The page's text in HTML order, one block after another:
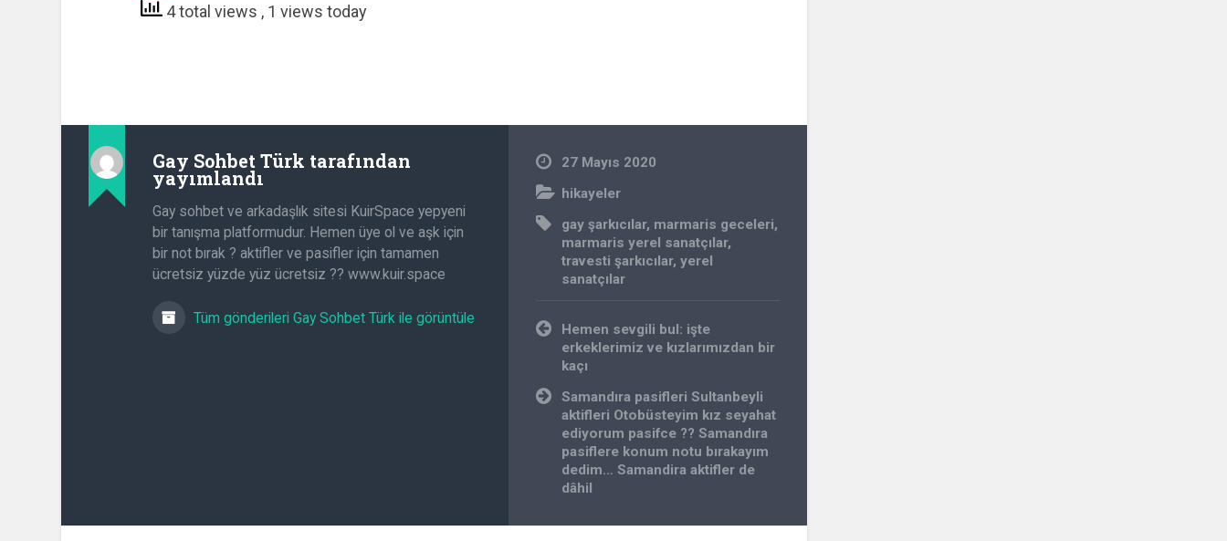
4 total views , 1 views today
Gay Sohbet Türk tarafından
yayımlandı
Gay sohbet ve arkadaşlık sitesi KuirSpace yepyeni
bir tanışma platformudur. Hemen üye ol ve aşk için
bir not bırak ? aktifler ve pasifler için tamamen
ücretsiz yüzde yüz ücretsiz ?? www.kuir.space
Tüm gönderileri Gay Sohbet Türk ile görüntüle
27 Mayıs 2020
hikayeler
gay şarkıcılar, marmaris geceleri,
marmaris yerel sanatçılar,
travesti şarkıcılar,yerel
sanatçılar
Yazı
gezinmesi
Hemen sevgili bul: işte
erkeklerimiz ve kızlarımızdan bir
kaçı
Samandıra pasifleri Sultanbeyli
aktifleri Otobüsteyim kız seyahat
ediyorum pasifce ?? Samandıra
pasiflere konum notu bırakayım
dedim… Samandira aktifler de
dâhil